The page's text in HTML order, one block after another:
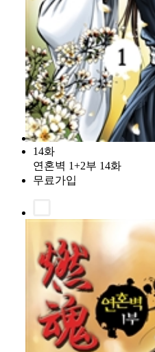
14화
연혼벽 1+2부 14화
무료가입